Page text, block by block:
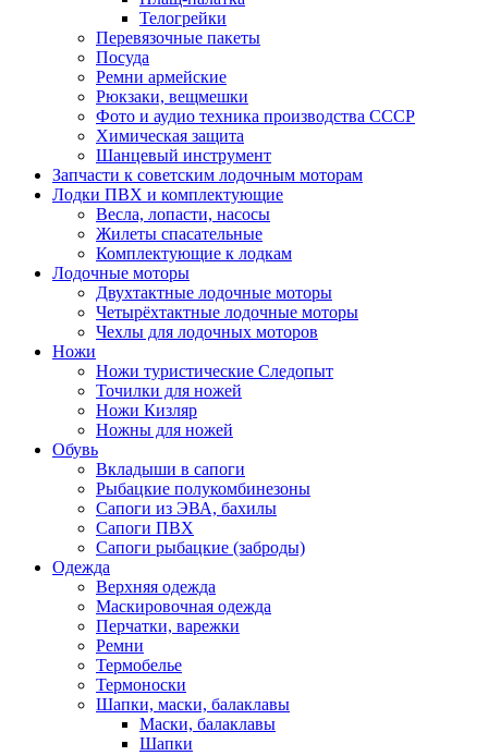
Телогрейки
Перевязочные пакеты
Посуда
Ремни армейские
Рюкзаки, вещмешки
Фото и аудио техника производства СССР
Химическая защита
Шанцевый инструмент
Запчасти к советским лодочным моторам
Лодки ПВХ и комплектующие
Весла, лопасти, насосы
Жилеты спасательные
Комплектующие к лодкам
Лодочные моторы
Двухтактные лодочные моторы
Четырёхтактные лодочные моторы
Чехлы для лодочных моторов
Ножи
Ножи туристические Следопыт
Точилки для ножей
Ножи Кизляр
Ножны для ножей
Обувь
Вкладыши в сапоги
Рыбацкие полукомбинезоны
Сапоги из ЭВА, бахилы
Сапоги ПВХ
Сапоги рыбацкие (заброды)
Одежда
Верхняя одежда
Маскировочная одежда
Перчатки, варежки
Ремни
Термобелье
Термоноски
Шапки, маски, балаклавы
Маски, балаклавы
Шапки